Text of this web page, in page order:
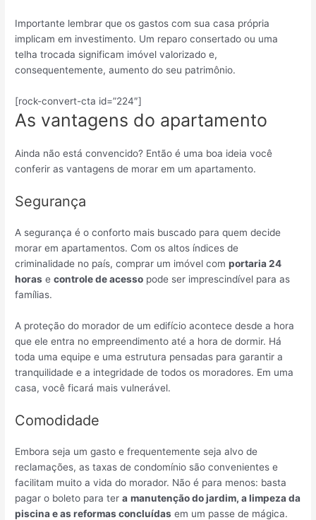
Importante lembrar que os gastos com sua casa própria
implicam em investimento. Um reparo consertado ou uma
telha trocada significam imóvel valorizado e,
consequentemente, aumento do seu patrimônio.
[rock-convert-cta id=”224″]
As vantagens do apartamento
Ainda não está convencido? Então é uma boa ideia você
conferir as vantagens de morar em um apartamento.
Segurança
A segurança é o conforto mais buscado para quem decide
morar em apartamentos. Com os altos índices de
criminalidade no país, comprar um imóvel comportaria 24
horas econtrole de acesso pode ser imprescindível para as
famílias.
A proteção do morador de um edifício acontece desde a hora
que ele entra no empreendimento até a hora de dormir. Há
toda uma equipe e uma estrutura pensadas para garantir a
tranquilidade e a integridade de todos os moradores. Em uma
casa, você ficará mais vulnerável.
Comodidade
Embora seja um gasto e frequentemente seja alvo de
reclamações, as taxas de condomínio são convenientes e
facilitam muito a vida do morador. Não é para menos: basta
pagar o boleto para tera manutenção do jardim, a limpeza da
piscina e as reformas concluídas em um passe de mágica.